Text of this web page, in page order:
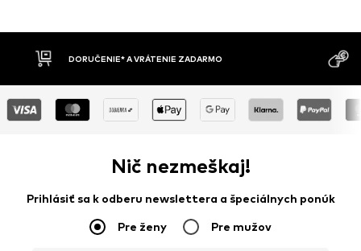
DORUČENIE* A VRÁTENIE ZADARMO
Nič nezmeškaj!
Prihlásiť sa k odberu newslettera a špeciálnych ponúk
Pre ženy Pre mužov